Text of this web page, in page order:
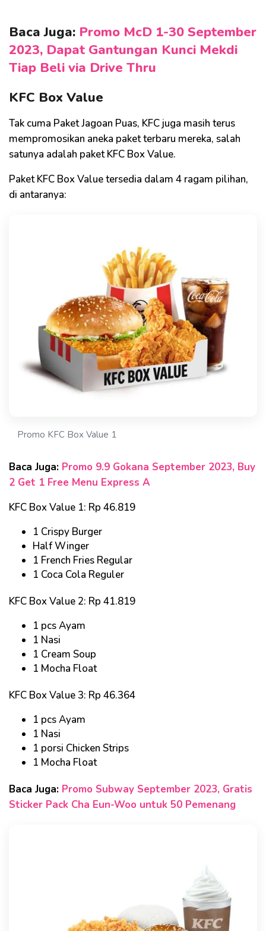
Baca Juga: Promo McD 1-30 September
2023, Dapat Gantungan Kunci Mekdi
Tiap Beli via Drive Thru
KFC Box Value
Tak cuma Paket Jagoan Puas, KFC juga masih terus
mempromosikan aneka paket terbaru mereka, salah
satunya adalah paket KFC Box Value.
Paket KFC Box Value tersedia dalam 4 ragam pilihan,
di antaranya:
Promo KFC Box Value 1
Baca Juga: Promo 9.9 Gokana September 2023, Buy
2 Get 1 Free Menu Express A
KFC Box Value 1: Rp 46.819
1 Crispy Burger
Half Winger
1 French Fries Regular
1 Coca Cola Reguler
KFC Box Value 2: Rp 41.819
1 pcs Ayam
1 Nasi
1 Cream Soup
1 Mocha Float
KFC Box Value 3: Rp 46.364
1 pcs Ayam
1 Nasi
1 porsi Chicken Strips
1 Mocha Float
Baca Juga: Promo Subway September 2023, Gratis
Sticker Pack Cha Eun-Woo untuk 50 Pemenang